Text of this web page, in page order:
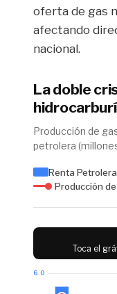
oferta de gas
afectando
nacional.
La doble
Producción de
petrolera
Renta
Producción de
Toca el